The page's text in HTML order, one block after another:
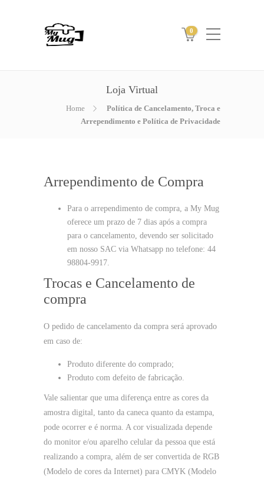
0
Loja Virtual
Home
Política de Cancelamento, Troca e
Arrependimento e Política de Privacidade
Arrependimento de Compra
Para o arrependimento de compra, a My Mug
oferece um prazo de 7 dias após a compra
para o cancelamento, devendo ser solicitado
em nosso SAC via Whatsapp no telefone: 44
98804-9917.
Trocas e Cancelamento de
compra
O pedido de cancelamento da compra será aprovado
em caso de:
Produto diferente do comprado;
Produto com defeito de fabricação.
Vale salientar que uma diferença entre as cores da
amostra digital, tanto da caneca quanto da estampa,
pode ocorrer e é norma. A cor visualizada depende
do monitor e/ou aparelho celular da pessoa que está
realizando a compra, além de ser convertida de RGB
(Modelo de cores da Internet) para CMYK (Modelo